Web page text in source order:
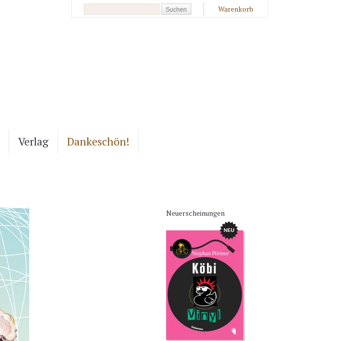
Warenkorb
Verlag
Dankeschön!
Neuerscheinungen